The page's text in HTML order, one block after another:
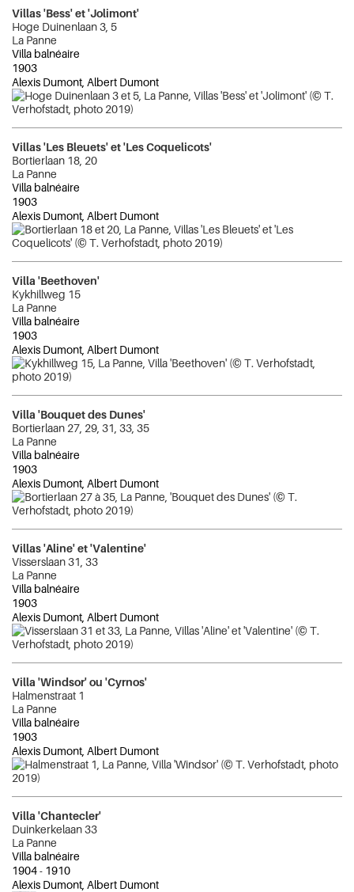
Villas 'Bess' et 'Jolimont'
Hoge Duinenlaan 3, 5
La Panne
Villa balnéaire
1903
Alexis Dumont, Albert Dumont
Villas 'Les Bleuets' et 'Les Coquelicots'
Bortierlaan 18, 20
La Panne
Villa balnéaire
1903
Alexis Dumont, Albert Dumont
Villa 'Beethoven'
Kykhillweg 15
La Panne
Villa balnéaire
1903
Alexis Dumont, Albert Dumont
Villa 'Bouquet des Dunes'
Bortierlaan 27, 29, 31, 33, 35
La Panne
Villa balnéaire
1903
Alexis Dumont, Albert Dumont
Villas 'Aline' et 'Valentine'
Visserslaan 31, 33
La Panne
Villa balnéaire
1903
Alexis Dumont, Albert Dumont
Villa 'Windsor' ou 'Cyrnos'
Halmenstraat 1
La Panne
Villa balnéaire
1903
Alexis Dumont, Albert Dumont
Villa 'Chantecler'
Duinkerkelaan 33
La Panne
Villa balnéaire
1904- 1910
Alexis Dumont, Albert Dumont